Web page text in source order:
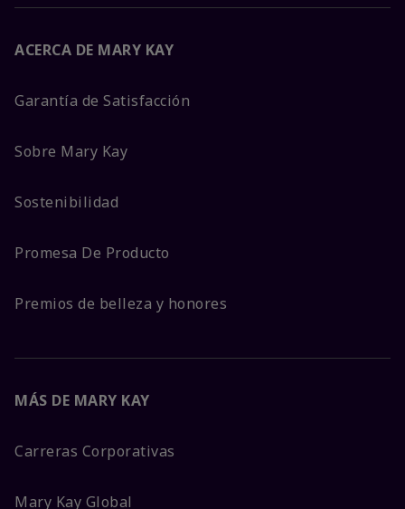
ACERCA DE MARY KAY
Garantía de Satisfacción
Sobre Mary Kay
Sostenibilidad
Promesa De Producto
Premios de belleza y honores
MÁS DE MARY KAY
Carreras Corporativas
Mary Kay Global